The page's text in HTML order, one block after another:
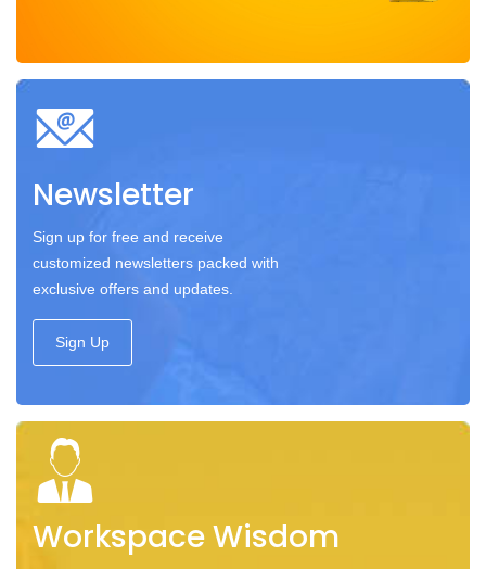
Newsletter
Sign up for free and receive
customized newsletters packed with
exclusive offers and updates.
Sign Up
Workspace Wisdom